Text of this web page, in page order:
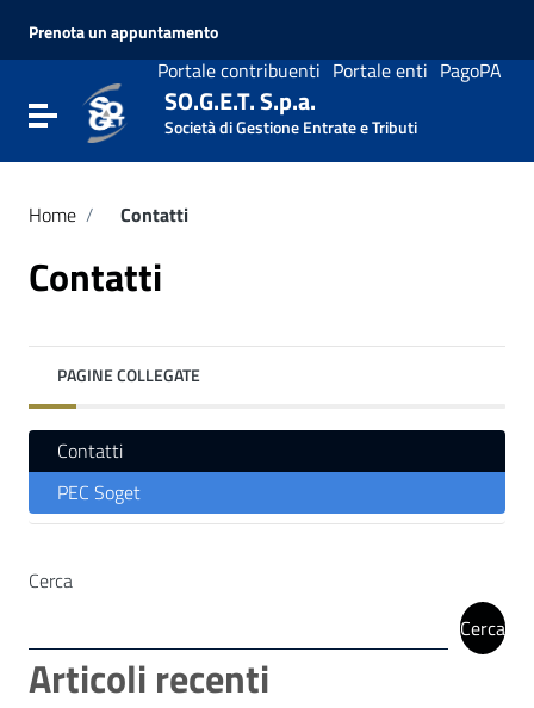
Vai al menu di navigazione
Prenota un appuntamento
Portale contribuenti Portale enti PagoPA
Attiva / disattiva la navigazione
SO.G.E.T. S.p.a.
Società di Gestione Entrate e Tributi
Home / Contatti
Contatti
PAGINE COLLEGATE
Contatti
PEC Soget
Cerca
Cerca
Articoli recenti